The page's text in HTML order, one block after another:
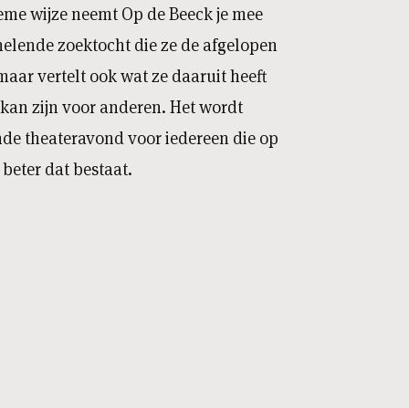
wijze neemt Op de Beeck je mee
zoektocht die ze de afgelopen
vertelt ook wat ze daaruit heeft
zijn voor anderen. Het wordt
theateravond voor iedereen die op
dat bestaat.